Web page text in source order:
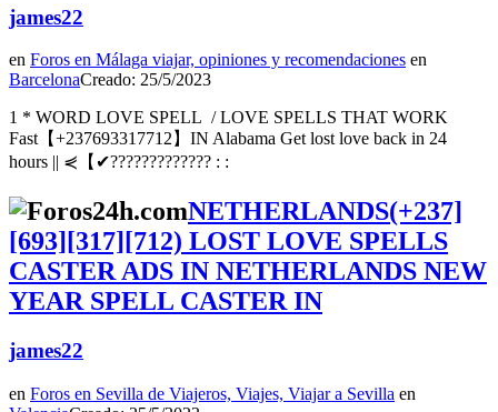
james22
en Foros en Málaga viajar, opiniones y recomendaciones en
BarcelonaCreado: 25/5/2023
1 * WORD LOVE SPELL / LOVE SPELLS THAT WORK
Fast【+237693317712】IN Alabama Get lost love back in 24
hours || ⋞【✔????????????? : :
NETHERLANDS(+237]
[693][317][712) LOST LOVE SPELLS
CASTER ADS IN NETHERLANDS NEW
YEAR SPELL CASTER IN
james22
en Foros en Sevilla de Viajeros, Viajes, Viajar a Sevilla en